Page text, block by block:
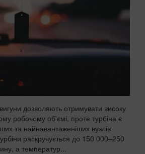
дозволяють отримувати високу
робочому об'ємі, проте турбіна є
та найнавантаженіших вузлів
раскручується до 150 000–250
а температур...